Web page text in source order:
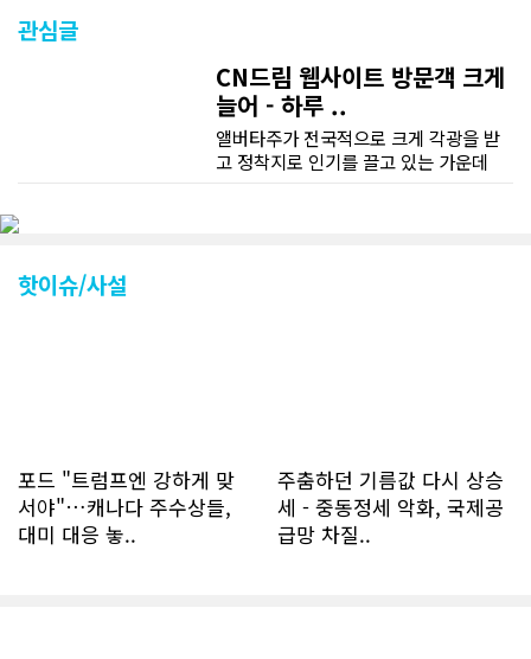
관심글
CN드림 웹사이트 방문객 크게
늘어 - 하루 ..
앨버타주가 전국적으로 크게 각광을 받
고 정착지로 인기를 끌고 있는 가운데
에는 크게 늘어 하루 평균 11명에 달해
60% 증가했는데 (년간 4천명) 신규 가
입자의 절반 정도는 타주에서 이주를 검
토하고 있거나 갓 이주한 회원들로 나타
핫이슈/사설
포드 "트럼프엔 강하게 맞
서야"…캐나다 주수상들,
대미 대응 놓..
주춤하던 기름값 다시 상승
세 - 중동정세 악화, 국제공
급망 차질..